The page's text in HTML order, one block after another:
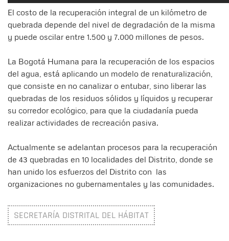
El costo de la recuperación integral de un kilómetro de
quebrada depende del nivel de degradación de la misma
y puede oscilar entre 1.500 y 7.000 millones de pesos.
La Bogotá Humana para la recuperación de los espacios
del agua, está aplicando un modelo de renaturalización,
que consiste en no canalizar o entubar, sino liberar las
quebradas de los residuos sólidos y líquidos y recuperar
su corredor ecológico, para que la ciudadanía pueda
realizar actividades de recreación pasiva.
Actualmente se adelantan procesos para la recuperación
de 43 quebradas en 10 localidades del Distrito, donde se
han unido los esfuerzos del Distrito con las
organizaciones no gubernamentales y las comunidades.
SECRETARÍA DISTRITAL DEL HÁBITAT